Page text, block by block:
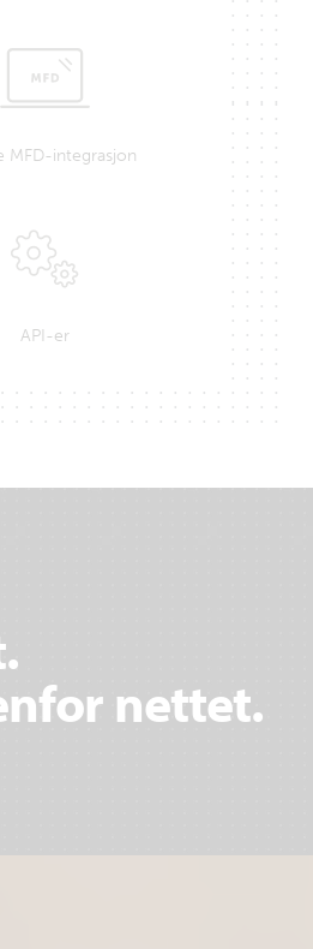
MFD-integrasjon
API-er
nettet.